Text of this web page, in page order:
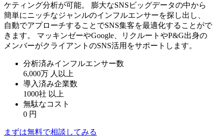
ケティング分析が可能。 膨大なSNSビッグデータの中から
簡単にニッチなジャンルのインフルエンサーを探し出し、
自動でアプローチすることでSNS集客を最適化することがで
きます。 マッキンゼーやGoogle、リクルートやP&G出身の
メンバーがクライアントのSNS活用をサポートします。
分析済みインフルエンサー数
6,000万 人以上
導入済み企業数
1000社 以上
無駄なコスト
0 円
まずは無料で相談してみる